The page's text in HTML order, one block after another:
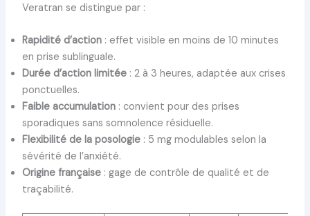
Veratran se distingue par :
Rapidité d’action: effet visible en moins de 10 minutes
en prise sublinguale.
Durée d’action limitée: 2 à 3 heures, adaptée aux crises
ponctuelles.
Faible accumulation: convient pour des prises
sporadiques sans somnolence résiduelle.
Flexibilité de la posologie: 5 mg modulables selon la
sévérité de l’anxiété.
Origine française: gage de contrôle de qualité et de
traçabilité.